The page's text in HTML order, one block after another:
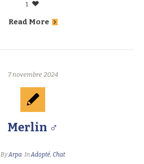
1
Read More
7 novembre 2024
Merlin ♂
ByArpa InAdopté, Chat